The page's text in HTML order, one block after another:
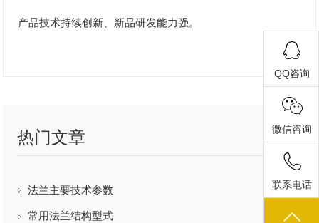
产品技术持续创新、新品研发能力强。
热门文章
法兰主要技术参数
常用法兰结构型式
QQ咨询
微信咨询
联系电话